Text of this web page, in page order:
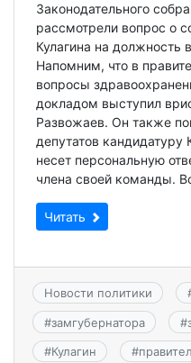
Законодательного
рассмотрели вопрос о
Кулагина на должность
Напомним, что в
вопросы
докладом выступил
Развожаев. Он также
депутатов кандидатуру
несет персональную
члена своей команды.
Читать
Новости политики
#замгубернатора #
#Кулагин #